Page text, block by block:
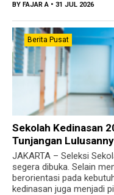
BY FAJAR A • 31 JUL 2026
Berita Pusat
Sekolah Kedinasan
Tunjangan
JAKARTA – Seleksi
segera dibuka. Selain
berorientasi pada
kedinasan juga menjadi